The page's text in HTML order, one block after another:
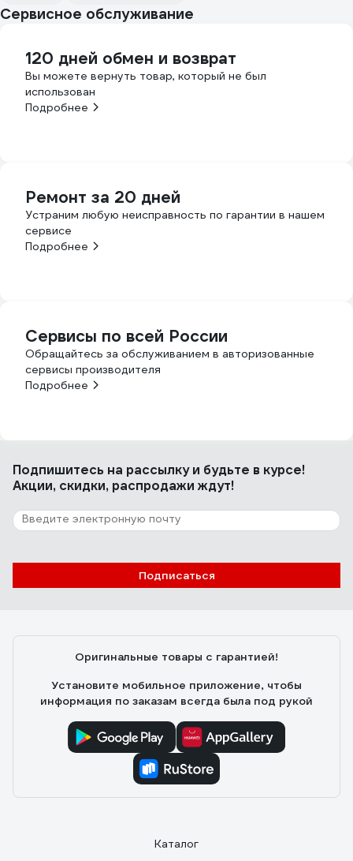
Сервисное обслуживание
120 дней обмен и возврат
Вы можете вернуть товар, который не был
использован
Подробнее
Ремонт за 20 дней
Устраним любую неисправность по гарантии в нашем
сервисе
Подробнее
Сервисы по всей России
Обращайтесь за обслуживанием в авторизованные
сервисы производителя
Подробнее
Подпишитесь на рассылкуи будьте в курсе!
Акции, скидки, распродажи ждут!
Подписаться
Оригинальные товары с гарантией!
Установите мобильное приложение, чтобы
информация по заказам всегда была под рукой
Каталог